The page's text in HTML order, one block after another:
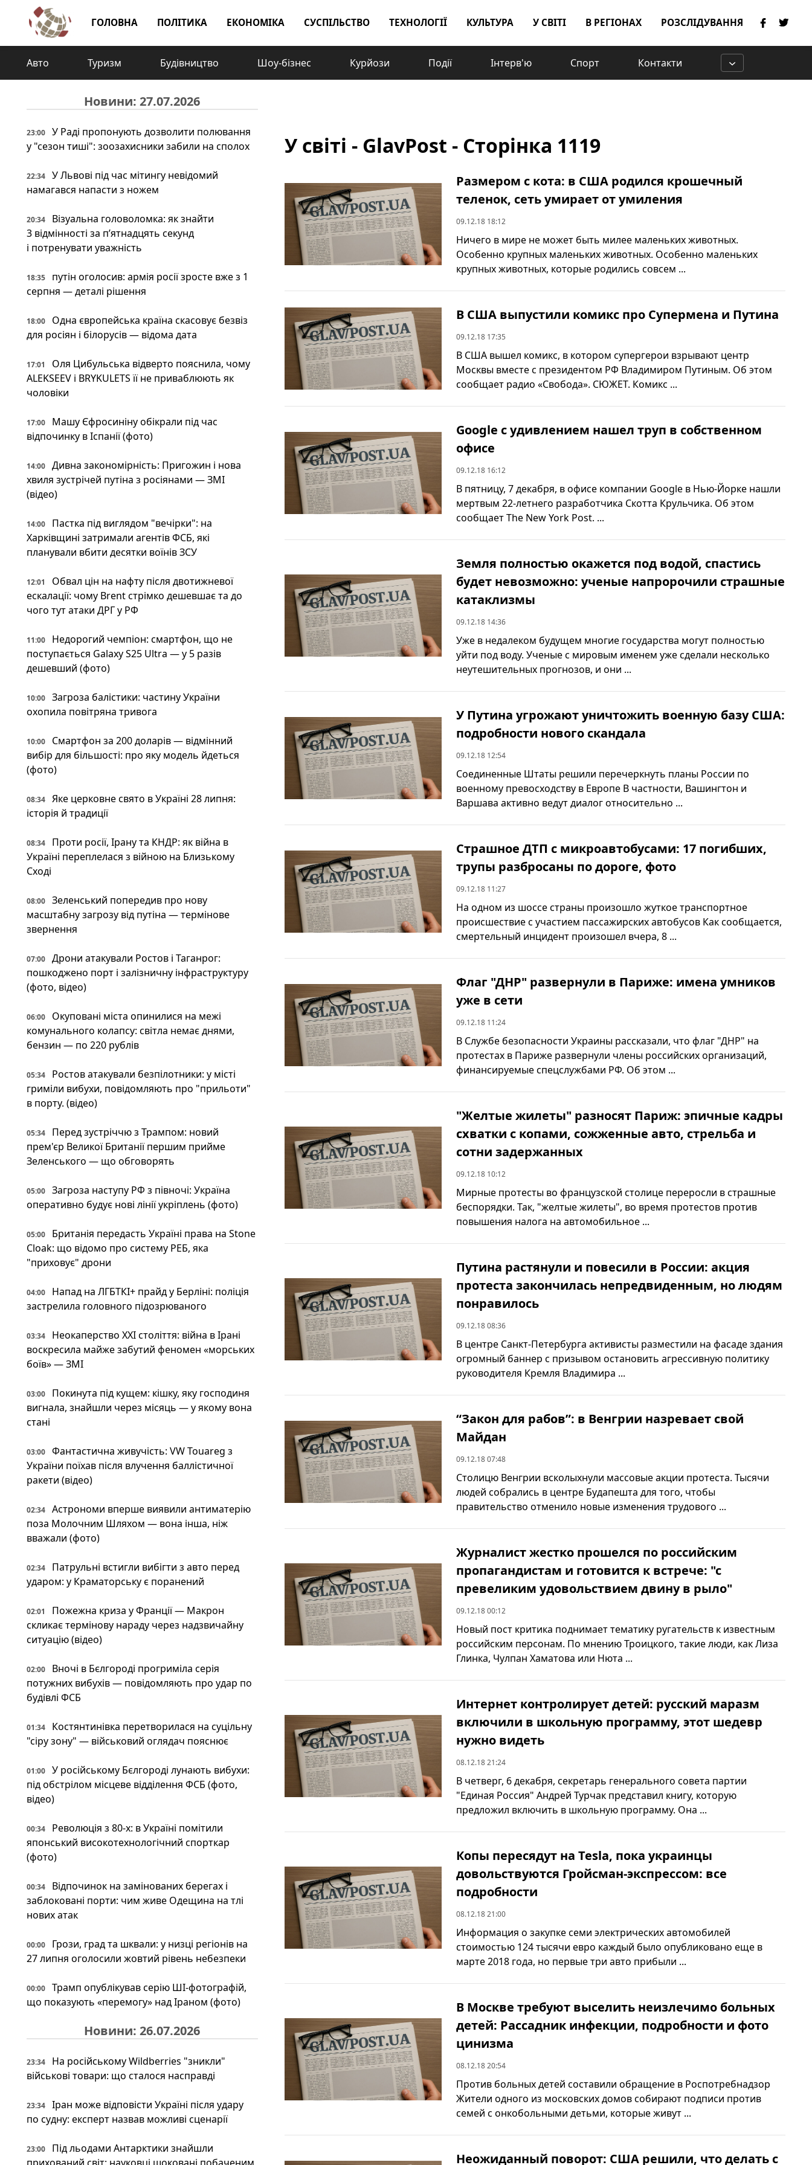
ГОЛОВНА ПОЛІТИКА ЕКОНОМІКА СУСПІЛЬСТВО ТЕХНОЛОГІЇ КУЛЬТУРА У СВІТІ В РЕГІОНАХ РОЗСЛІДУВАННЯ
Авто Туризм Будівництво Шоу-бізнес Курйози Події Інтерв'ю Спорт Контакти
Новини: 27.07.2026
23:00
У Раді пропонують дозволити полювання
у "сезон тиші": зоозахисники забили на сполох
22:34
У Львові під час мітингу невідомий
намагався напасти з ножем
20:34
Візуальна головоломка: як знайти
3 відмінності за п’ятнадцять секунд
і потренувати уважність
18:35
путін оголосив: армія росії зросте вже з 1
серпня — деталі рішення
18:00
Одна європейська країна скасовує безвіз
для росіян і білорусів — відома дата
17:01
Оля Цибульська відверто пояснила, чому
ALEKSEEV і BRYKULETS її не приваблюють як
чоловіки
17:00
Машу Єфросиніну обікрали під час
відпочинку в Іспанії (фото)
14:00
Дивна закономірність: Пригожин і нова
хвиля зустрічей путіна з росіянами — ЗМІ
(відео)
14:00
Пастка під виглядом "вечірки": на
Харківщині затримали агентів ФСБ, які
планували вбити десятки воїнів ЗСУ
12:01
Обвал цін на нафту після двотижневої
ескалації: чому Brent стрімко дешевшає та до
чого тут атаки ДРГ у РФ
11:00
Недорогий чемпіон: смартфон, що не
поступається Galaxy S25 Ultra — у 5 разів
дешевший (фото)
10:00
Загроза балістики: частину України
охопила повітряна тривога
10:00
Смартфон за 200 доларів — відмінний
вибір для більшості: про яку модель йдеться
(фото)
08:34
Яке церковне свято в Україні 28 липня:
історія й традиції
08:34
Проти росії, Ірану та КНДР: як війна в
Україні переплелася з війною на Близькому
Сході
08:00
Зеленський попередив про нову
масштабну загрозу від путіна — термінове
звернення
07:00
Дрони атакували Ростов і Таганрог:
пошкоджено порт і залізничну інфраструктуру
(фото, відео)
06:00
Окуповані міста опинилися на межі
комунального колапсу: світла немає днями,
бензин — по 220 рублів
05:34
Ростов атакували безпілотники: у місті
гриміли вибухи, повідомляють про "прильоти"
в порту. (відео)
05:34
Перед зустріччю з Трампом: новий
прем'єр Великої Британії першим прийме
Зеленського — що обговорять
05:00
Загроза наступу РФ з півночі: Україна
оперативно будує нові лінії укріплень (фото)
05:00
Британія передасть Україні права на Stone
Cloak: що відомо про систему РЕБ, яка
"приховує" дрони
04:00
Напад на ЛГБТКІ+ прайд у Берліні: поліція
застрелила головного підозрюваного
03:34
Неокаперство XXI століття: війна в Ірані
воскресила майже забутий феномен «морських
боїв» — ЗМІ
03:00
Покинута під кущем: кішку, яку господиня
вигнала, знайшли через місяць — у якому вона
стані
03:00
Фантастична живучість: VW Touareg з
України поїхав після влучення баллістичної
ракети (відео)
02:34
Астрономи вперше виявили антиматерію
поза Молочним Шляхом — вона інша, ніж
вважали (фото)
02:34
Патрульні встигли вибігти з авто перед
ударом: у Краматорську є поранений
02:01
Пожежна криза у Франції — Макрон
скликає термінову нараду через надзвичайну
ситуацію (відео)
02:00
Вночі в Бєлгороді прогриміла серія
потужних вибухів — повідомляють про удар по
будівлі ФСБ
01:34
Костянтинівка перетворилася на суцільну
"сіру зону" — військовий оглядач пояснює
01:00
У російському Бєлгороді лунають вибухи:
під обстрілом місцеве відділення ФСБ (фото,
відео)
00:34
Революція з 80-х: в Україні помітили
японський високотехнологічний спорткар
(фото)
00:34
Відпочинок на замінованих берегах і
заблоковані порти: чим живе Одещина на тлі
нових атак
00:00
Грози, град та шквали: у низці регіонів на
27 липня оголосили жовтий рівень небезпеки
00:00
Трамп опублікував серію ШІ-фотографій,
що показують «перемогу» над Іраном (фото)
Новини: 26.07.2026
23:34
На російському Wildberries "зникли"
військові товари: що сталося насправді
23:34
Іран може відповісти Україні після удару
по судну: експерт назвав можливі сценарії
23:00
Під льодами Антарктики знайшли
У світі - GlavPost - Сторінка 1119
Размером с кота: в США родился крошечный
теленок, сеть умирает от умиления
09.12.18 18:12
Ничего в мире не может быть милее маленьких животных.
Особенно крупных маленьких животных. Особенно маленьких
крупных животных, которые родились совсем ...
В США выпустили комикс про Супермена и Путина
09.12.18 17:35
В США вышел комикс, в котором супергерои взрывают центр
Москвы вместе с президентом РФ Владимиром Путиным. Об этом
сообщает радио «Свобода». СЮЖЕТ. Комикс ...
Google с удивлением нашел труп в собственном
офисе
09.12.18 16:12
В пятницу, 7 декабря, в офисе компании Google в Нью-Йорке нашли
мертвым 22-летнего разработчика Скотта Крульчика. Об этом
сообщает The New York Post. ...
Земля полностью окажется под водой, спастись
будет невозможно: ученые напророчили страшные
катаклизмы
09.12.18 14:36
Уже в недалеком будущем многие государства могут полностью
уйти под воду. Ученые с мировым именем уже сделали несколько
неутешительных прогнозов, и они ...
У Путина угрожают уничтожить военную базу США:
подробности нового скандала
09.12.18 12:54
Соединенные Штаты решили перечеркнуть планы России по
военному превосходству в Европе В частности, Вашингтон и
Варшава активно ведут диалог относительно ...
Страшное ДТП с микроавтобусами: 17 погибших,
трупы разбросаны по дороге, фото
09.12.18 11:27
На одном из шоссе страны произошло жуткое транспортное
происшествие с участием пассажирских автобусов Как сообщается,
смертельный инцидент произошел вчера, 8 ...
Флаг "ДНР" развернули в Париже: имена умников
уже в сети
09.12.18 11:24
В Службе безопасности Украины рассказали, что флаг "ДНР" на
протестах в Париже развернули члены российских организаций,
финансируемые спецслужбами РФ. Об этом ...
"Желтые жилеты" разносят Париж: эпичные кадры
схватки с копами, сожженные авто, стрельба и
сотни задержанных
09.12.18 10:12
Мирные протесты во французской столице переросли в страшные
беспорядки. Так, "желтые жилеты", во время протестов против
повышения налога на автомобильное ...
Путина растянули и повесили в России: акция
протеста закончилась непредвиденным, но людям
понравилось
09.12.18 08:36
В центре Санкт-Петербурга активисты разместили на фасаде здания
огромный баннер с призывом остановить агрессивную политику
руководителя Кремля Владимира ...
“Закон для рабов”: в Венгрии назревает свой
Майдан
09.12.18 07:48
Столицю Венгрии всколыхнули массовые акции протеста. Тысячи
людей собрались в центре Будапешта для того, чтобы
правительство отменило новые изменения трудового ...
Журналист жестко прошелся по российским
пропагандистам и готовится к встрече: "с
превеликим удовольствием двину в рыло"
09.12.18 00:12
Новый пост критика поднимает тематику ругательств к известным
российским персонам. По мнению Троицкого, такие люди, как Лиза
Глинка, Чулпан Хаматова или Нюта ...
Интернет контролирует детей: русский маразм
включили в школьную программу, этот шедевр
нужно видеть
08.12.18 21:24
В четверг, 6 декабря, секретарь генерального совета партии
"Единая Россия" Андрей Турчак представил книгу, которую
предложил включить в школьную программу. Она ...
Копы пересядут на Tesla, пока украинцы
довольствуются Гройсман-экспрессом: все
подробности
08.12.18 21:00
Информация о закупке семи электрических автомобилей
стоимостью 124 тысячи евро каждый было опубликовано еще в
марте 2018 года, но первые три авто прибыли ...
В Москве требуют выселить неизлечимо больных
детей: Рассадник инфекции, подробности и фото
цинизма
08.12.18 20:54
Против больных детей составили обращение в Роспотребнадзор
Жители одного из московских домов собирают подписи против
семей с онкобольными детьми, которые живут ...
Неожиданный поворот: США решили, что делать с